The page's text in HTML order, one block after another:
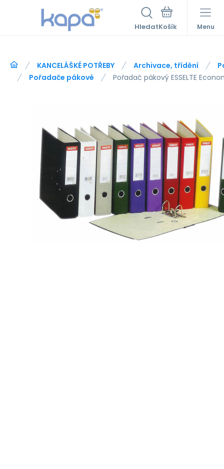
Hledat Menu
KANCELÁŠKÉ POTŘEBY Archivace, třídění
Pořadače pákové
Pořadač pákový ESSELTE